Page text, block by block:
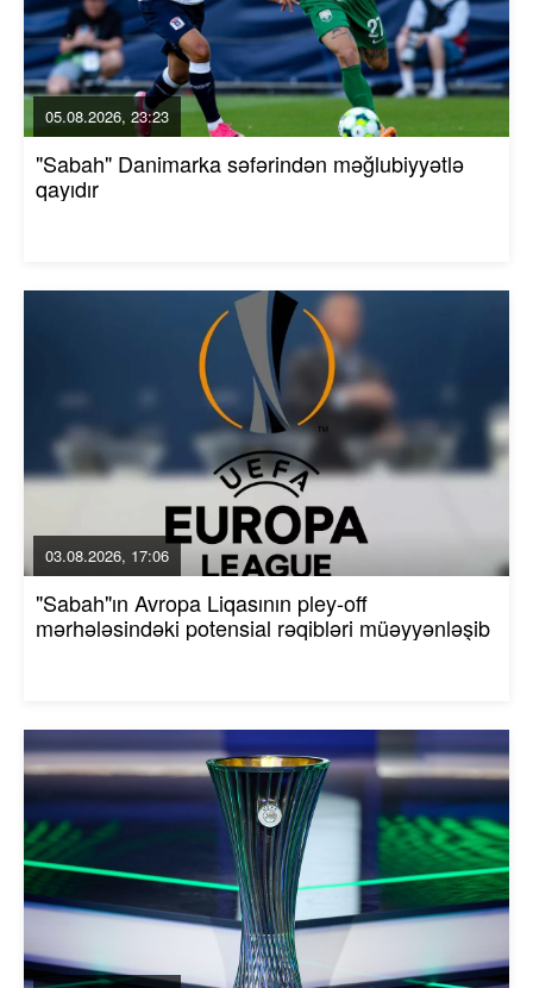
05.08.2026, 23:23
"Sabah" Danimarka səfərindən məğlubiyyətlə
qayıdır
03.08.2026, 17:06
"Sabah"ın Avropa Liqasının pley-off
mərhələsindəki potensial rəqibləri müəyyənləşib